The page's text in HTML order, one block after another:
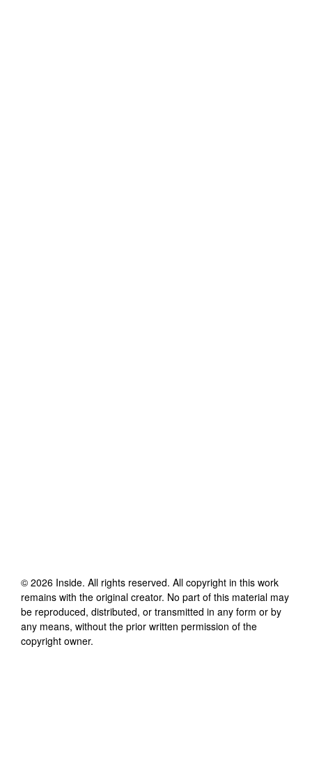
© 2026 Inside. All rights reserved. All copyright in this work
remains with the original creator. No part of this material may
be reproduced, distributed, or transmitted in any form or by
any means, without the prior written permission of the
copyright owner.